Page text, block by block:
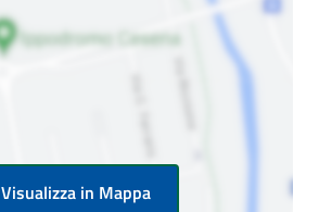
Visualizza in Mappa